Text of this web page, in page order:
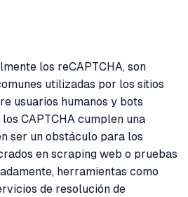
los reCAPTCHA, son
utilizadas por los sitios
usuarios humanos y bots
CAPTCHA cumplen una
ser un obstáculo para los
en scraping web o pruebas
herramientas como
de resolución de